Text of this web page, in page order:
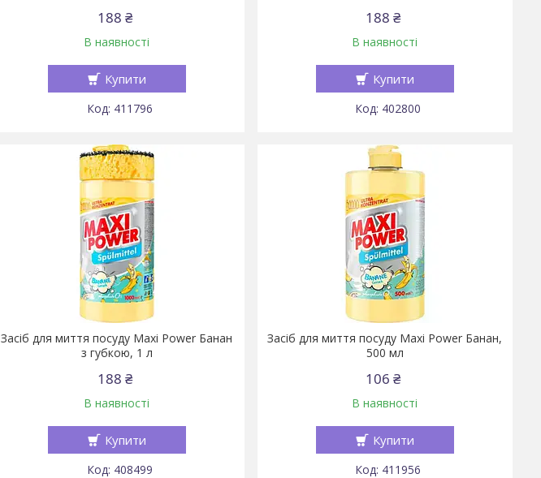
188 ₴
В наявності
Купити
411796
188 ₴
В наявності
Купити
402800
Засіб для миття посуду Maxi Power Банан
з губкою, 1 л
188 ₴
В наявності
Купити
408499
Засіб для миття посуду Maxi Power Банан,
500 мл
106 ₴
В наявності
Купити
411956